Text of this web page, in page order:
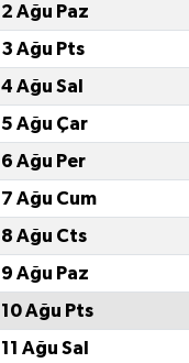
2 Ağu Paz
3 Ağu Pts
4 Ağu Sal
5 Ağu Çar
6 Ağu Per
7 Ağu Cum
8 Ağu Cts
9 Ağu Paz
10 Ağu Pts
11 Ağu Sal